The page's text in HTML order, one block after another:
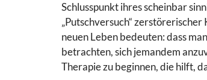
Schlusspunkt ihres scheinbar
„Putschversuch“
neuen Leben bedeuten: dass
betrachten, sich jemandem
Therapie zu beginnen, die hilft,